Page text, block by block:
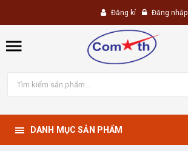
Đăng kí Đăng nhập
DANH MỤC SẢN PHẨM